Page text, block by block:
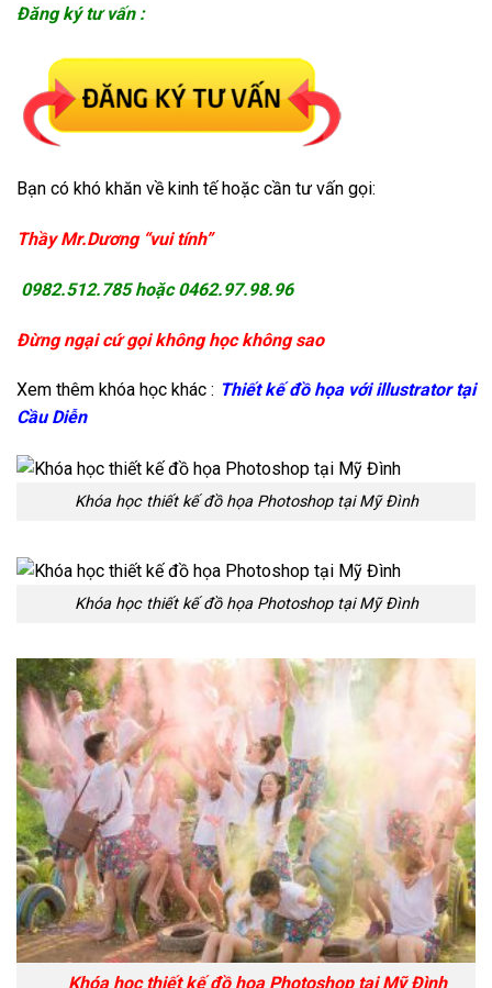
Đăng ký tư vấn :
Bạn có khó khăn về kinh tế hoặc cần tư vấn gọi:
Thầy Mr.Dương “vui tính”
0982.512.785 hoặc 0462.97.98.96
Đừng ngại cứ gọi không học không sao
Xem thêm khóa học khác : Thiết kế đồ họa với illustrator tại
Cầu Diễn
Khóa học thiết kế đồ họa Photoshop tại Mỹ Đình
Khóa học thiết kế đồ họa Photoshop tại Mỹ Đình
Khóa học thiết kế đồ họa Photoshop tại Mỹ Đình